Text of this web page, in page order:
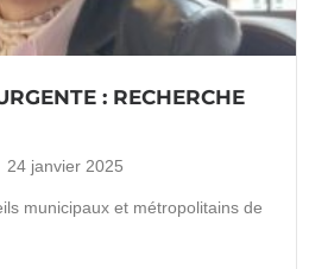
: RECHERCHE
24 janvier 2025
municipaux et métropolitains de